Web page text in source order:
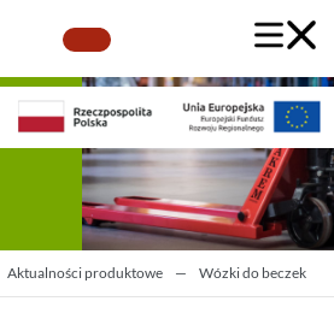
Aktualności produktowe — Wózki do beczek